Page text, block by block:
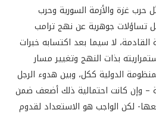
غزة والأزمة السورية وحرب
تساؤلات جوهرية عن نهج ترامب
لا سيما بعد اكتسابه خبرات
بذات النهج وتغيير مسار
الدولية ككل، وبين هدوء الرجل
– وإن كانت احتمالية ذلك أضعف ضمن
لكن الواجب هو الاستعداد لقدوم